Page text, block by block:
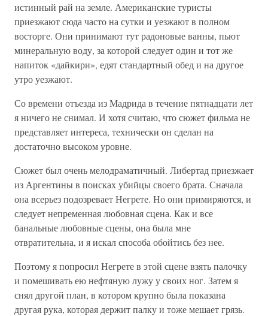
истинный рай на земле. Американские туристы
приезжают сюда часто на сутки и уезжают в полном
восторге. Они принимают тут радоновые ванны, пьют
минеральную воду, за которой следует один и тот же
напиток «дайкири», едят стандартный обед и на другое
утро уезжают.
Со времени отъезда из Мадрида в течение пятнадцати лет
я ничего не снимал. И хотя считаю, что сюжет фильма не
представляет интереса, технически он сделан на
достаточно высоком уровне.
Сюжет был очень мелодраматичный. Либертад приезжает
из Аргентины в поисках убийцы своего брата. Сначала
она всерьез подозревает Негрете. Но они примиряются, и
следует непременная любовная сцена. Как и все
банальные любовные сцены, она была мне
отвратительна, и я искал способа обойтись без нее.
Поэтому я попросил Негрете в этой сцене взять палочку
и помешивать ею нефтяную лужу у своих ног. Затем я
снял другой план, в котором крупно была показана
другая рука, которая держит палку и тоже мешает грязь.